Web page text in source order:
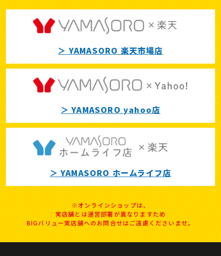
＞ YAMASORO 楽天市場店
＞ YAMASORO yahoo店
＞ YAMASORO ホームライフ店
※オンラインショップは、
実店舗とは運営部署が異なりますため
BIGバリュー実店舗へのお問合せはご遠慮くださいませ。